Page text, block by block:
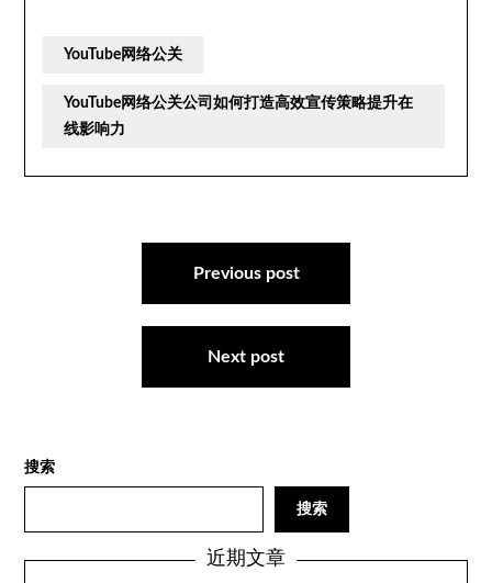
YouTube网络公关
YouTube网络公关公司如何打造高效宣传策略提升在
线影响力
Previous post
Next post
搜索
搜索
近期文章